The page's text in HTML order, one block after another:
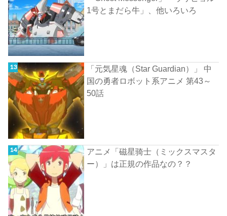
1号とまだら牛」、他いろいろ
「元気星魂（Star Guardian）」 中
国の勇者ロボット系アニメ 第43～
50話
アニメ「磁星骑士（ミックスマスタ
ー）」は正規の作品なの？？